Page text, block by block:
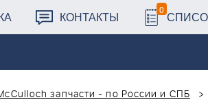
КОНТАКТЫ 0
запчасти - по России и СПБ